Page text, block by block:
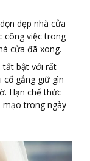
dẹp nhà cửa
công việc trong
cửa đã xong.
tất bật với rất
cố gắng giữ gìn
Hạn chế thức
mạo trong ngày